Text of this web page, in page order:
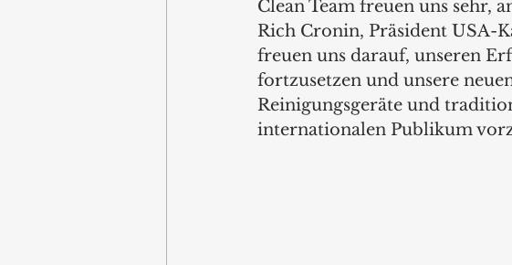
Clean Team freuen uns sehr,
Rich Cronin, Präsident USA-
freuen uns darauf, unseren
fortzusetzen und unsere
Reinigungsgeräte und
internationalen Publikum